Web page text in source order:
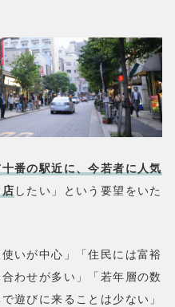
番の駅近に、今若者に人気
したい」という要望をいた
いが中心」「住民には富裕
わせが多い」「若年層の数
遊びに来ることは少ない」